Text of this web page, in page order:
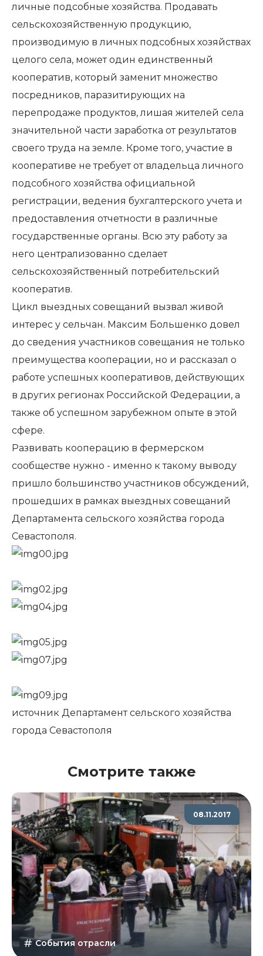
личные подсобные хозяйства. Продавать
сельскохозяйственную продукцию,
производимую в личных подсобных хозяйствах
целого села, может один единственный
кооператив, который заменит множество
посредников, паразитирующих на
перепродаже продуктов, лишая жителей села
значительной части заработка от результатов
своего труда на земле. Кроме того, участие в
кооперативе не требует от владельца личного
подсобного хозяйства официальной
регистрации, ведения бухгалтерского учета и
предоставления отчетности в различные
государственные органы. Всю эту работу за
него централизованно сделает
сельскохозяйственный потребительский
кооператив.
Цикл выездных совещаний вызвал живой
интерес у сельчан. Максим Большенко довел
до сведения участников совещания не только
преимущества кооперации, но и рассказал о
работе успешных кооперативов, действующих
в других регионах Российской Федерации, а
также об успешном зарубежном опыте в этой
сфере.
Развивать кооперацию в фермерском
сообществе нужно - именно к такому выводу
пришло большинство участников обсуждений,
прошедших в рамках выездных совещаний
Департамента сельского хозяйства города
Севастополя.
источник Департамент сельского хозяйства
города Севастополя
Смотрите также
08.11.2017
События отрасли